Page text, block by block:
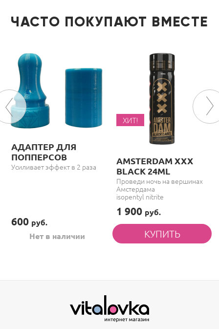
ЧАСТО ПОКУПАЮТ ВМЕСТЕ
АДАПТЕР ДЛЯ
ПОППЕРСОВ
Усиливает эффект в 2 раза
600 руб.
Нет в наличии
ХИТ!
AMSTERDAM XXX
BLACK 24ML
Проведи ночь на вершинах
Амстердама
isopentyl nitrite
1 900 руб.